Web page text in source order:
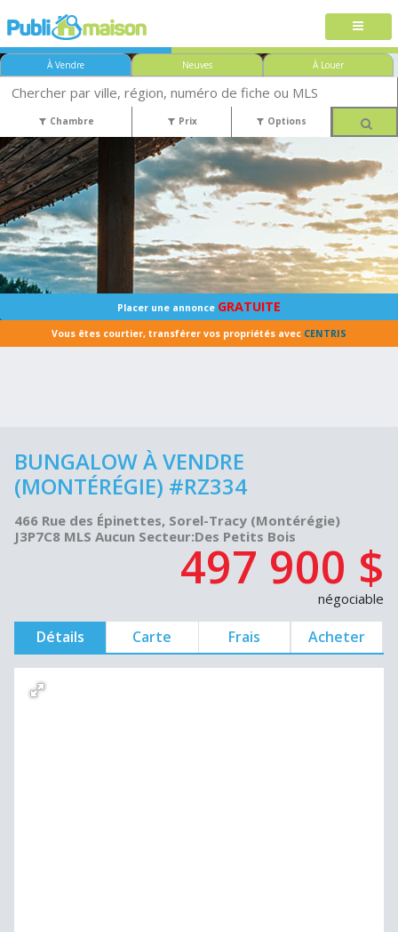
À Vendre Neuves À Louer
Chambre Prix Options
Placer une annonce GRATUITE
Vous êtes courtier, transférer vos propriétés avec CENTRIS
BUNGALOW À VENDRE
(MONTÉRÉGIE) #RZ334
466 Rue des Épinettes, Sorel-Tracy (Montérégie)
J3P7C8 MLS Aucun Secteur:Des Petits Bois
497 900 $
négociable
Détails Carte Frais Acheter